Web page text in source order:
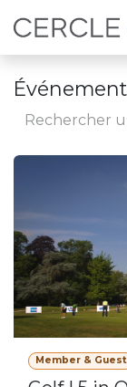
Se rendre au
Member & Guest